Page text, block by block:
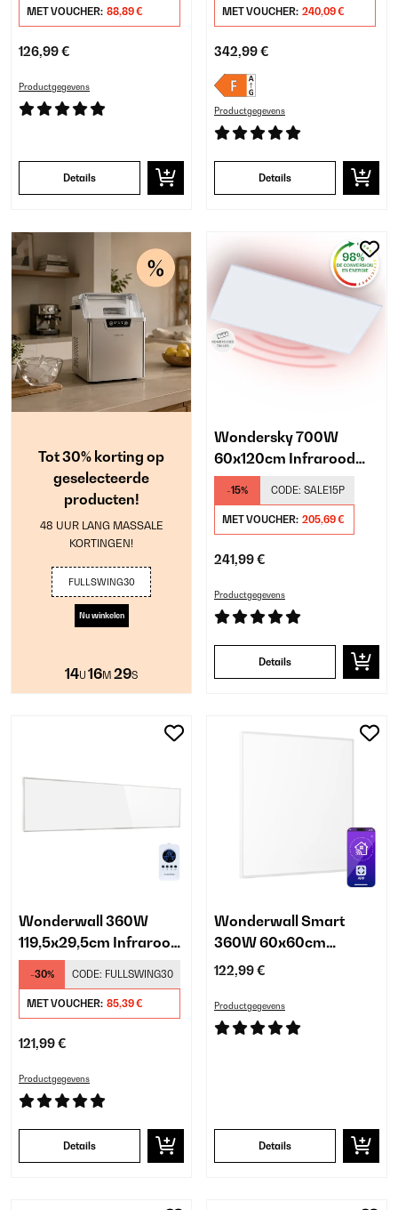
MET VOUCHER: 88,89 €
126,99 €
Productgegevens
Details
MET VOUCHER: 240,09 €
342,99 €
Productgegevens
Details
Tot 30% korting op
geselecteerde
producten!
48 UUR LANG MASSALE
KORTINGEN!
FULLSWING30
Nu winkelen
14U 16M 28S
Wondersky 700W
60x120cm Infrarood
Paneel Wit
-15% CODE: SALE15P
MET VOUCHER: 205,69 €
241,99 €
Productgegevens
Details
Wonderwall 360W
119,5x29,5cm Infrarood
Paneel Wit
-30% CODE: FULLSWING30
MET VOUCHER: 85,39 €
121,99 €
Productgegevens
Details
Wonderwall Smart
360W 60x60cm
Infrarood Paneel Wit
122,99 €
Productgegevens
Details